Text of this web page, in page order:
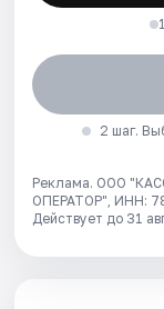
2 шаг.
Реклама. ООО
ОПЕРАТОР", ИНН:
Действует до 31